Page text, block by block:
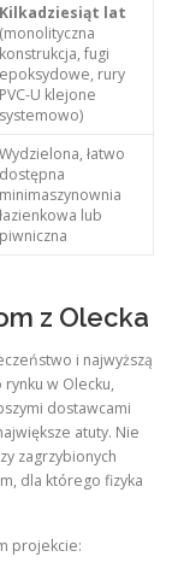
Kilkadziesiąt lat
(monolityczna
konstrukcja, fugi
epoksydowe, rury
PVC-U klejone
systemowo)
Wydzielona, łatwo
dostępna
minimaszynownia
łazienkowa lub
piwniczna
z Olecka
i najwyższą
w Olecku,
dostawcami
atuty. Nie
zagrzybionych
dla którego fizyka
projekcie: